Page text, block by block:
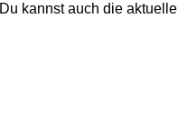
Du kannst auch die aktuelle